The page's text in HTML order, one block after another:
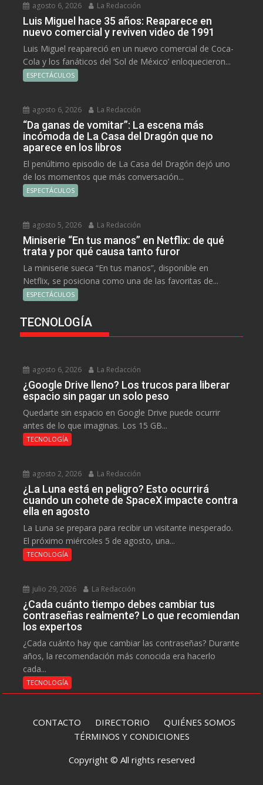
agosto 6, 2026 La Redacción
Luis Miguel hace 35 años: Reaparece en
nuevo comercial y reviven video de 1991
Luis Miguel reapareció en un nuevo comercial de Coca-
Cola y los fanáticos del ‘Sol de México’ enloquecieron...
ESPECTÁCULOS
agosto 6, 2026 La Redacción
“Da ganas de vomitar”: La escena más
incómoda de La Casa del Dragón que no
aparece en los libros
El penúltimo episodio de La Casa del Dragón dejó uno
de los momentos que más conversación...
ESPECTÁCULOS
agosto 5, 2026 La Redacción
Miniserie “En tus manos” en Netflix: de qué
trata y por qué causa tanto furor
La miniserie sueca “En tus manos”, disponible en
Netflix, se posiciona como una de las favoritas de...
ESPECTÁCULOS
TECNOLOGÍA
agosto 6, 2026 La Redacción
¿Google Drive lleno? Los trucos para liberar
espacio sin pagar un solo peso
Quedarte sin espacio en Google Drive puede ocurrir
antes de lo que imaginas. Los 15 GB...
TECNOLOGÍA
agosto 2, 2026 La Redacción
¿La Luna está en peligro? Esto ocurrirá
cuando un cohete de SpaceX impacte contra
ella en agosto
La Luna se prepara para recibir un visitante inesperado.
El próximo miércoles 5 de agosto, una...
TECNOLOGÍA
julio 29, 2026 La Redacción
¿Cada cuánto tiempo debes cambiar tus
contraseñas realmente? Lo que recomiendan
los expertos
¿Cada cuánto hay que cambiar las contraseñas? Durante
años, la recomendación más conocida era hacerlo
cada...
TECNOLOGÍA
CONTACTO DIRECTORIO QUIÉNES SOMOS
TÉRMINOS Y CONDICIONES
Copyright © All rights reserved